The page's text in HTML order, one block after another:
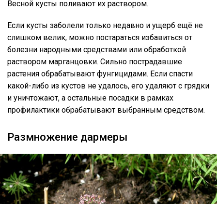
Весной кусты поливают их раствором.
Если кусты заболели только недавно и ущерб ещё не
слишком велик, можно постараться избавиться от
болезни народными средствами или обработкой
раствором марганцовки. Сильно пострадавшие
растения обрабатывают фунгицидами. Если спасти
какой-либо из кустов не удалось, его удаляют с грядки
и уничтожают, а остальные посадки в рамках
профилактики обрабатывают выбранным средством.
Размножение дармеры